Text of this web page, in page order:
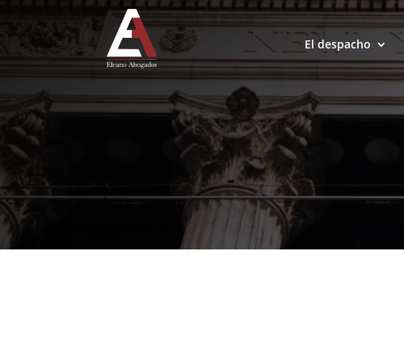
El despacho